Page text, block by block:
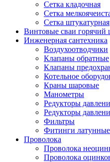
Сетка кладочная
Сетка
Сетка штукатурная
Винтовые сваи горячий
Инженерная сантехника
Воздухоотводчики
Клапаны обратные
Клапаны
Котельное
Краны шаровые
Манометры
Редукторы
Редукторы
Фильтры
Фитинги
Проволока
Проволока
Проволока